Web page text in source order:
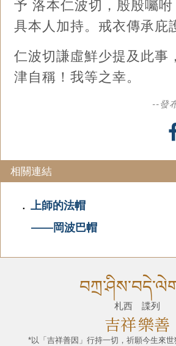
予 洛本仁波切，殷殷囑
具本人加持。戒衣傳承庇
仁波切謙虛鮮少提及此事
津自稱！我等之幸。
--發
相關連結
．
上師的法帽
――岡波巴帽
札西 諜列
吉祥樂善
*以「吉祥善因」行持一切，祈願今生來世